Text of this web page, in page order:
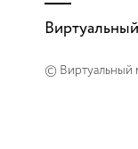
© Виртуальный